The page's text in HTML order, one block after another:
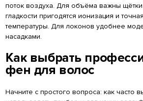
поток воздуха. Для объёма важны
гладкости пригодятся ионизация и
температуры. Для локонов удобнее
насадками.
Как выбрать
фен для волос
Начните с простого вопроса: как часто